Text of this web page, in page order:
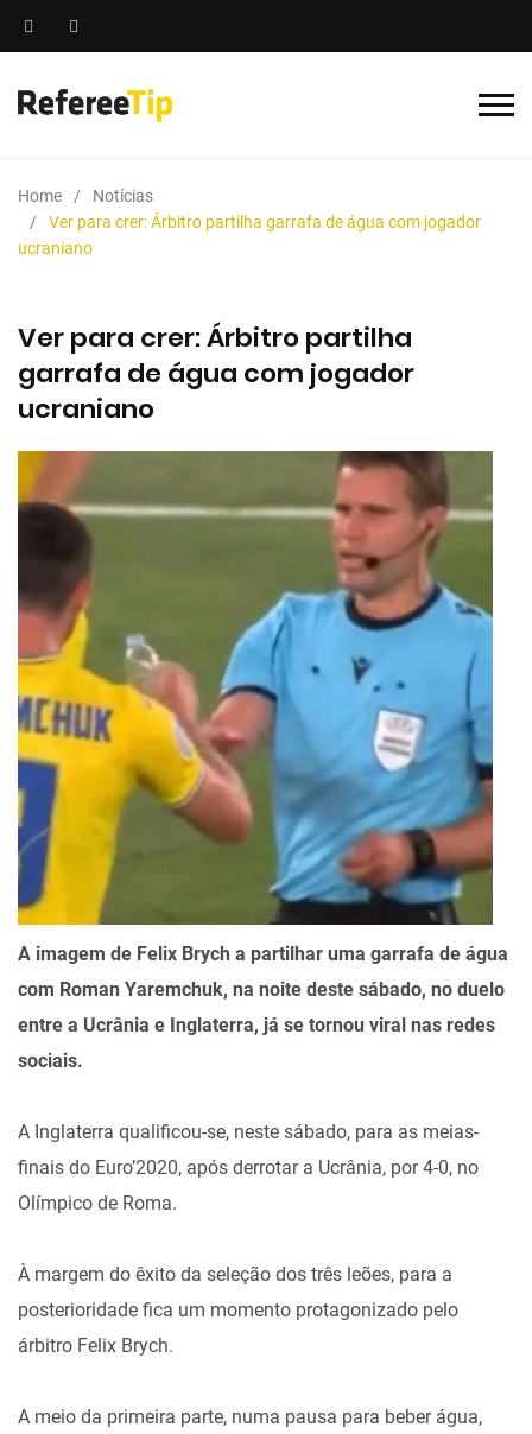
Home
Notícias
Ver para crer: Árbitro partilha garrafa de água com jogador
ucraniano
Ver para crer: Árbitro partilha
garrafa de água com jogador
ucraniano
A imagem de Felix Brych a partilhar uma garrafa de água
com Roman Yaremchuk, na noite deste sábado, no duelo
entre a Ucrânia e Inglaterra, já se tornou viral nas redes
sociais.
A Inglaterra qualificou-se, neste sábado, para as meias-
finais do Euro’2020, após derrotar a Ucrânia, por 4-0, no
Olímpico de Roma.
À margem do êxito da seleção dos três leões, para a
posterioridade fica um momento protagonizado pelo
árbitro Felix Brych.
A meio da primeira parte, numa pausa para beber água,